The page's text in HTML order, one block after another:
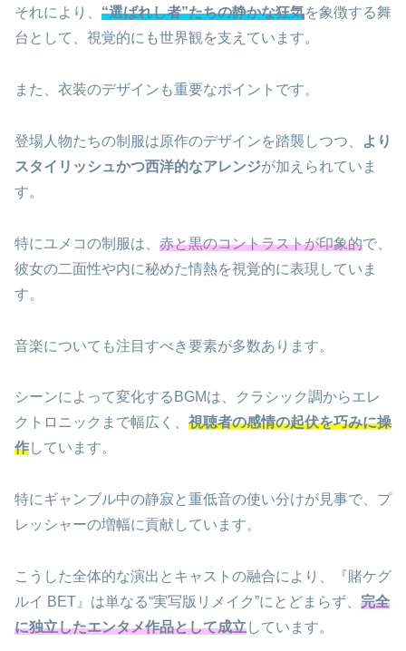
それにより、 “選ばれし者”たちの静かな狂気を象徴する舞
台として、視覚的にも世界観を支えています。
また、衣装のデザインも重要なポイントです。
登場人物たちの制服は原作のデザインを踏襲しつつ、
より
スタイリッシュかつ西洋的なアレンジが加えられていま
す。
特にユメコの制服は、 赤と黒のコントラストが印象的で、
彼女の二面性や内に秘めた情熱を視覚的に表現していま
す。
音楽についても注目すべき要素が多数あります。
シーンによって変化するBGMは、クラシック調からエレ
クトロニックまで幅広く、 視聴者の感情の起伏を巧みに操
作しています。
特にギャンブル中の静寂と重低音の使い分けが見事で、プ
レッシャーの増幅に貢献しています。
こうした全体的な演出とキャストの融合により、『賭ケグ
ルイ BET』は単なる“実写版リメイク”にとどまらず、 完全
に独立したエンタメ作品として成立しています。